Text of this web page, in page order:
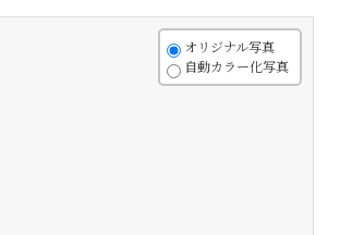
オリジナル写真
自動カラー化写真